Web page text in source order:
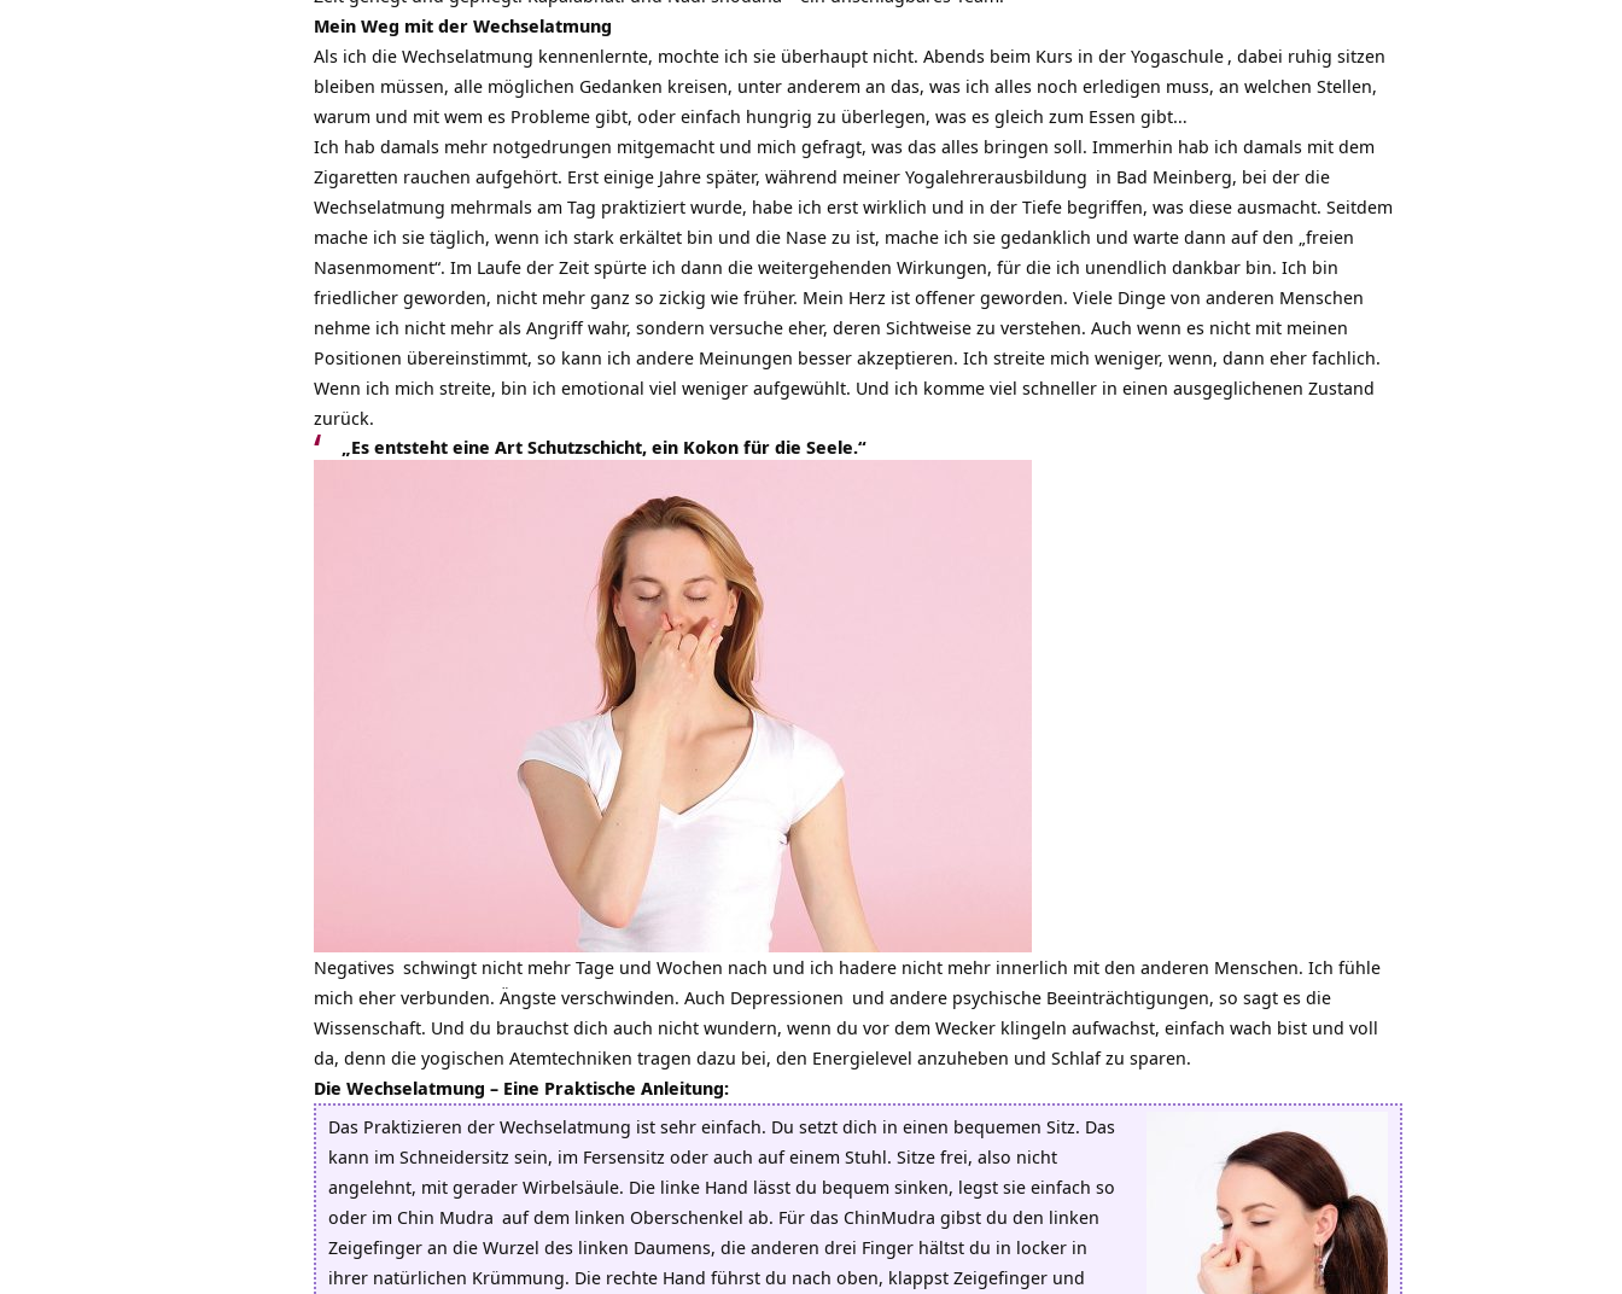
Mein Weg mit der Wechselatmung
Als ich die Wechselatmung kennenlernte, mochte ich sie überhaupt nicht. Abends beim Kurs in der Yogaschule , dabei ruhig sitzen
bleiben müssen, alle möglichen Gedanken kreisen, unter anderem an das, was ich alles noch erledigen muss, an welchen Stellen,
warum und mit wem es Probleme gibt, oder einfach hungrig zu überlegen, was es gleich zum Essen gibt…
Ich hab damals mehr notgedrungen mitgemacht und mich gefragt, was das alles bringen soll. Immerhin hab ich damals mit dem
Zigaretten rauchen aufgehört. Erst einige Jahre später, während meiner Yogalehrerausbildung in Bad Meinberg, bei der die
Wechselatmung mehrmals am Tag praktiziert wurde, habe ich erst wirklich und in der Tiefe begriffen, was diese ausmacht. Seitdem
mache ich sie täglich, wenn ich stark erkältet bin und die Nase zu ist, mache ich sie gedanklich und warte dann auf den „freien
Nasenmoment“. Im Laufe der Zeit spürte ich dann die weitergehenden Wirkungen, für die ich unendlich dankbar bin. Ich bin
friedlicher geworden, nicht mehr ganz so zickig wie früher. Mein Herz ist offener geworden. Viele Dinge von anderen Menschen
nehme ich nicht mehr als Angriff wahr, sondern versuche eher, deren Sichtweise zu verstehen. Auch wenn es nicht mit meinen
Positionen übereinstimmt, so kann ich andere Meinungen besser akzeptieren. Ich streite mich weniger, wenn, dann eher fachlich.
Wenn ich mich streite, bin ich emotional viel weniger aufgewühlt. Und ich komme viel schneller in einen ausgeglichenen Zustand
zurück.
„Es entsteht eine Art Schutzschicht, ein Kokon für die Seele.“
Negatives schwingt nicht mehr Tage und Wochen nach und ich hadere nicht mehr innerlich mit den anderen Menschen. Ich fühle
mich eher verbunden. Ängste verschwinden. Auch Depressionen und andere psychische Beeinträchtigungen, so sagt es die
Wissenschaft. Und du brauchst dich auch nicht wundern, wenn du vor dem Wecker klingeln aufwachst, einfach wach bist und voll
da, denn die yogischen Atemtechniken tragen dazu bei, den Energielevel anzuheben und Schlaf zu sparen.
Die Wechselatmung – Eine Praktische Anleitung:
Das Praktizieren der Wechselatmung ist sehr einfach. Du setzt dich in einen bequemen Sitz. Das
kann im Schneidersitz sein, im Fersensitz oder auch auf einem Stuhl. Sitze frei, also nicht
angelehnt, mit gerader Wirbelsäule. Die linke Hand lässt du bequem sinken, legst sie einfach so
oder im Chin Mudra auf dem linken Oberschenkel ab. Für das ChinMudra gibst du den linken
Zeigefinger an die Wurzel des linken Daumens, die anderen drei Finger hältst du in locker in
ihrer natürlichen Krümmung. Die rechte Hand führst du nach oben, klappst Zeigefinger und